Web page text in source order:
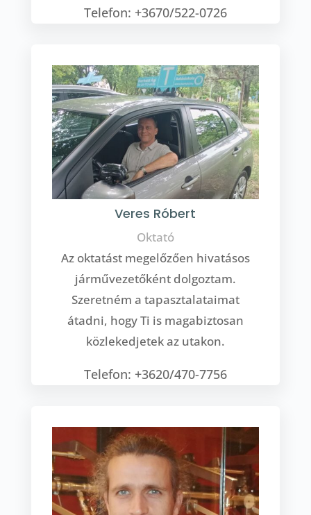
Telefon: +3670/522-0726
Veres Róbert
Oktató
Az oktatást megelőzően hivatásos
járművezetőként dolgoztam.
Szeretném a tapasztalataimat
átadni, hogy Ti is magabiztosan
közlekedjetek az utakon.
Telefon: +3620/470-7756